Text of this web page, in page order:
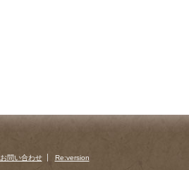
お問い合わせ Re:version